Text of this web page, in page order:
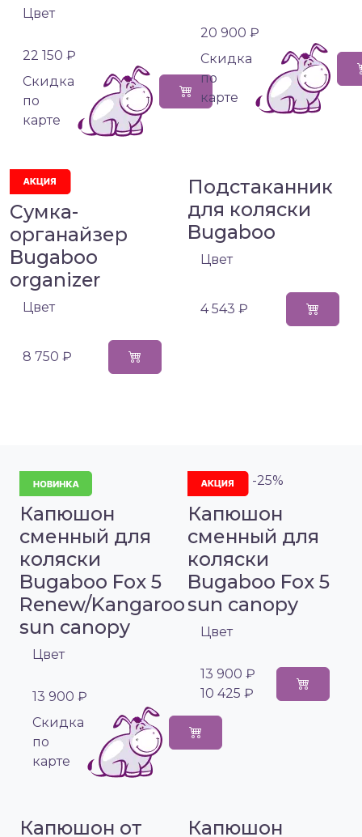
Цвет
22 150 ₽
Cкидка
по
карте
20 900 ₽
Cкидка
по
карте
Сумка-
органайзер
Bugaboo
organizer
Цвет
8 750 ₽
Подстаканник
для коляски
Bugaboo
Цвет
4 543 ₽
Капюшон
сменный для
коляски
Bugaboo Fox 5
Renew/Kangaroo
sun canopy
Цвет
13 900 ₽
Cкидка
по
карте
-25%
Капюшон
сменный для
коляски
Bugaboo Fox 5
sun canopy
Цвет
13 900 ₽
10 425 ₽
Капюшон от Капюшон